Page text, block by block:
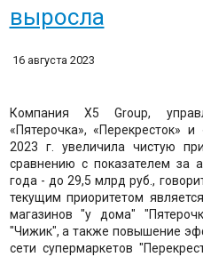
выросла
16 августа 2023
Компания X5 Group,
«Пятерочка», «Перекресток»
2023 г. увеличила чистую
сравнению с показателем за
года - до 29,5 млрд руб.,
текущим приоритетом
магазинов "у дома"
"Чижик", а также повышение
сети супермаркетов